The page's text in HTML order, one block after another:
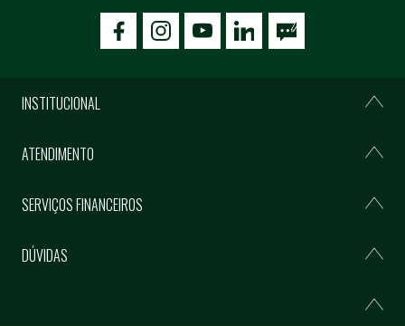
icon-facebookicon-social02icon-social03
INSTITUCIONAL
ATENDIMENTO
SERVIÇOS FINANCEIROS
DÚVIDAS